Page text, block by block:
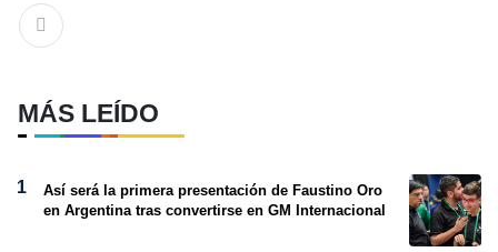
MÁS LEÍDO
Así será la primera presentación de Faustino Oro
en Argentina tras convertirse en GM Internacional